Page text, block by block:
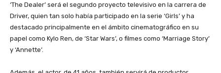
‎‘The Dealer’ será el segundo proyecto televisivo en la carrera de
Driver, quien tan solo había participado en la serie ‘Girls’ y ha
destacado principalmente en el ámbito cinematográfico en su
papel como Kylo Ren, de ‘Star Wars’, o filmes como ‘Marriage Story’
y ‘Annette’.